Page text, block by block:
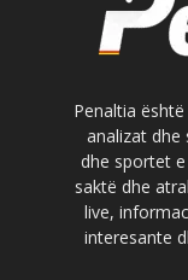
Penaltia
analizat
dhe sportet
saktë dhe
live,
interesante